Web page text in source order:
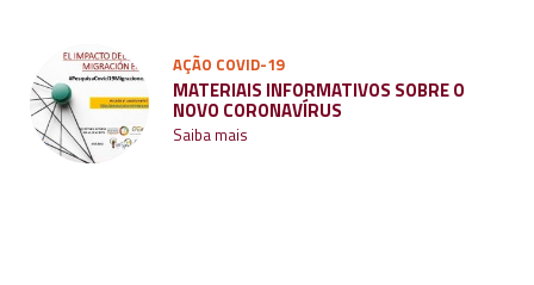
AÇÃO COVID-19
MATERIAIS INFORMATIVOS SOBRE O
NOVO CORONAVÍRUS
Saiba mais